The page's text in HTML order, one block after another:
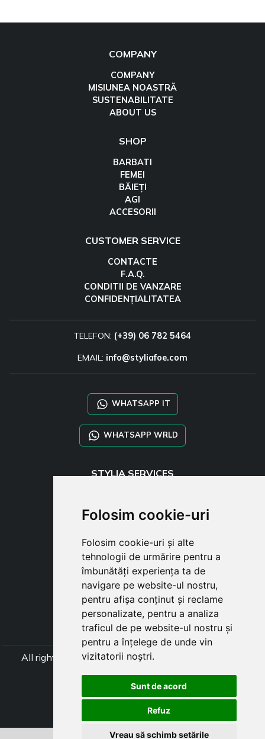
Folosim cookie-uri
Folosim cookie-uri și alte
tehnologii de urmărire pentru a
îmbunătăți experiența ta de
navigare pe website-ul nostru,
pentru afișa conținut și reclame
personalizate, pentru a analiza
traficul de pe website-ul nostru și
pentru a înțelege de unde vin
vizitatorii noștri.
Sunt de acord
Refuz
Vreau să schimb setările
COMPANY
COMPANY
MISIUNEA NOASTRĂ
SUSTENABILITATE
ABOUT US
SHOP
BARBATI
FEMEI
BĂIEȚI
AGI
ACCESORII
CUSTOMER SERVICE
CONTACTE
F.A.Q.
CONDITII DE VANZARE
CONFIDENȚIALITATEA
TELEFON: (+39) 06 782 5464
EMAIL: info@styliafoe.com
WHATSAPP IT
WHATSAPP WRLD
STYLIA SERVICES
TAYLOR MADE ORDERS
DROPSHIPPING
USER
SUBSCRIBE
AUTENTIFICARE
CART
All rights Styliafoe s.r.l. © 2025 - Numar TVA (Codul
Follow us